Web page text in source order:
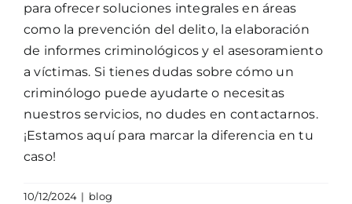
para ofrecer soluciones integrales en áreas
como la prevención del delito, la elaboración
de informes criminológicos y el asesoramiento
a víctimas. Si tienes dudas sobre cómo un
criminólogo puede ayudarte o necesitas
nuestros servicios, no dudes en contactarnos.
¡Estamos aquí para marcar la diferencia en tu
caso!
10/12/2024 | blog